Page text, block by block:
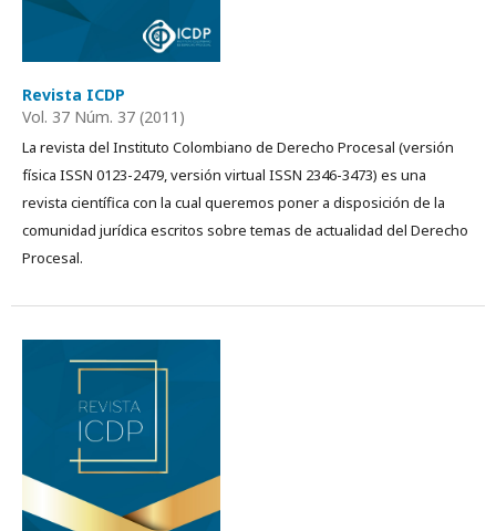
Revista ICDP
Vol. 37 Núm. 37 (2011)
La revista del Instituto Colombiano de Derecho Procesal (versión
física ISSN 0123-2479, versión virtual ISSN 2346-3473) es una
revista científica con la cual queremos poner a disposición de la
comunidad jurídica escritos sobre temas de actualidad del Derecho
Procesal.